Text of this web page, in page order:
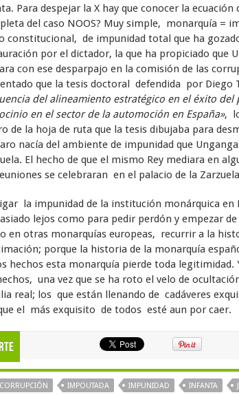
Para despejar la X hay que conocer la
del caso NOOS? Muy simple, monarquía =
constitucional, de impunidad total que ha
por el dictador, la que ha propiciado que
con ese desparpajo en la comisión de las
que la tesis doctoral defendida por Diego
del alineamiento estratégico en el éxito del
en el sector de la automoción en España»,
de la hoja de ruta que la tesis dibujaba para
nacía del ambiente de impunidad que
El hecho de que el mismo Rey mediara en
se celebraran en el palacio de la
la impunidad de la institución monárquica en
lejos como para pedir perdón y empezar
en otras monarquías europeas, recurrir a la
porque la historia de la monarquía
hechos esta monarquía pierde toda
una vez que se ha roto el velo de
real; los que están llenando de cadáveres
el más exquisito de todos esté aun por caer.
CORRUPCIÓN IMPOUTADA IMPUNIDAD INFANTA